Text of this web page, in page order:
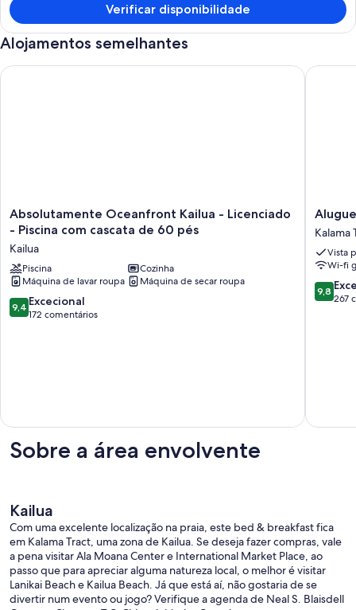
Verificar disponibilidade
Alojamentos semelhantes
Absolutamente
Oceanfront
-
Licenciado
-
Piscina
com
Absolutamente Oceanfront Kailua - Licenciado
- Piscina com cascata de 60 pés
Kailua
Piscina
Cozinha
Máquina de lavar roupa
Máquina de secar roupa
Pontuação
de
172
comentários
9,4 Excecional
172 comentários
Absolutamente Oceanfront Kailua - Licenciado - Piscina com
Aluguer
privado
à
beira-
mar
Kalama
Tract
Kalama
Vista
Wi-fi
de
9,8
267
Aluguer
Sobre a área envolvente
Kailua
Com uma excelente localização na praia, este bed & breakfast fica
em Kalama Tract, uma zona de Kailua. Se deseja fazer compras, vale
a pena visitar Ala Moana Center e International Market Place, ao
passo que para apreciar alguma natureza local, o melhor é visitar
Lanikai Beach e Kailua Beach. Já que está aí, não gostaria de se
divertir num evento ou jogo? Verifique a agenda de Neal S. Blaisdell